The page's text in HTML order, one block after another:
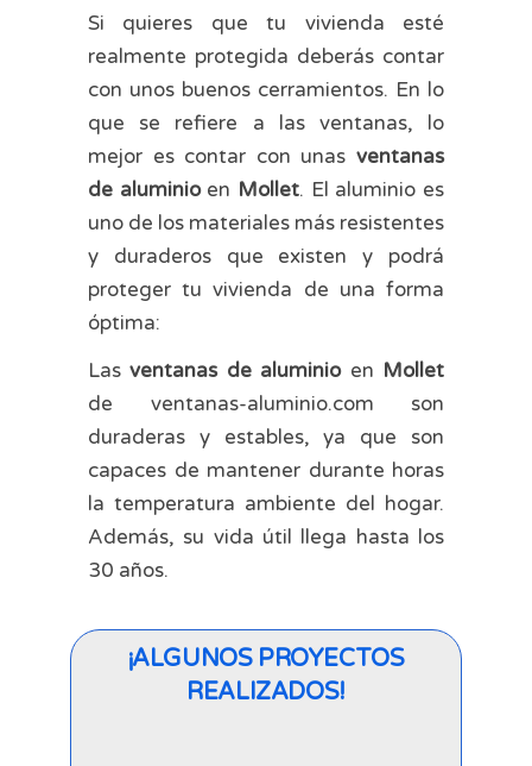
Si quieres que tu vivienda esté
realmente protegida deberás contar
con unos buenos cerramientos. En lo
que se refiere a las ventanas, lo
mejor es contar con unas ventanas
de aluminioen Mollet. El aluminio es
uno de los materiales más resistentes
y duraderos que existen y podrá
proteger tu vivienda de una forma
óptima:
Lasventanas de aluminioen Mollet
de ventanas-aluminio.com son
duraderas y estables, ya que son
capaces de mantener durante horas
la temperatura ambiente del hogar.
Además, su vida útil llega hasta los
30 años.
¡ALGUNOS PROYECTOS
REALIZADOS!